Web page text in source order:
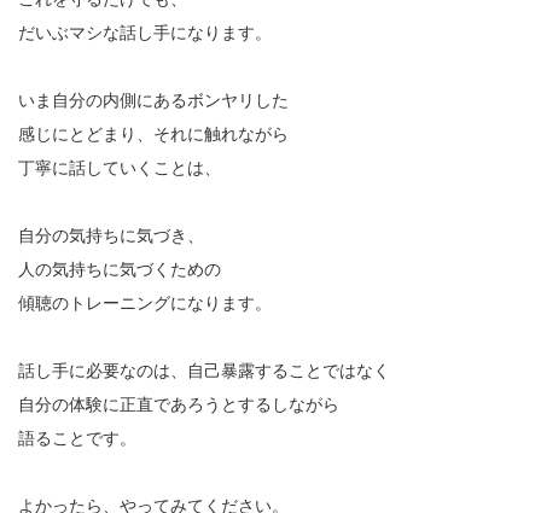
だいぶマシな話し手になります。
いま自分の内側にあるボンヤリした
感じにとどまり、それに触れながら
丁寧に話していくことは、
自分の気持ちに気づき、
人の気持ちに気づくための
傾聴のトレーニングになります。
話し手に必要なのは、自己暴露することではなく
自分の体験に正直であろうとするしながら
語ることです。
よかったら、やってみてください。